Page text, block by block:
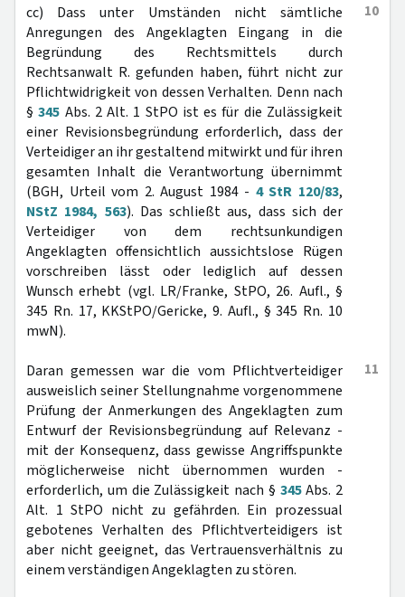
10
cc) Dass unter Umständen nicht sämtliche
Anregungen des Angeklagten Eingang in die
Begründung des Rechtsmittels durch
Rechtsanwalt R. gefunden haben, führt nicht zur
Pflichtwidrigkeit von dessen Verhalten. Denn nach
§345 Abs. 2 Alt. 1 StPO ist es für die Zulässigkeit
einer Revisionsbegründung erforderlich, dass der
Verteidiger an ihr gestaltend mitwirkt und für ihren
gesamten Inhalt die Verantwortung übernimmt
(BGH, Urteil vom 2. August 1984 - 4 StR 120/83,
NStZ 1984, 563). Das schließt aus, dass sich der
Verteidiger von dem rechtsunkundigen
Angeklagten offensichtlich aussichtslose Rügen
vorschreiben lässt oder lediglich auf dessen
Wunsch erhebt (vgl. LR/Franke, StPO, 26. Aufl., §
345 Rn. 17, KKStPO/Gericke, 9. Aufl., § 345 Rn. 10
mwN).
11
Daran gemessen war die vom Pflichtverteidiger
ausweislich seiner Stellungnahme vorgenommene
Prüfung der Anmerkungen des Angeklagten zum
Entwurf der Revisionsbegründung auf Relevanz -
mit der Konsequenz, dass gewisse Angriffspunkte
möglicherweise nicht übernommen wurden -
erforderlich, um die Zulässigkeit nach § 345Abs. 2
Alt. 1 StPO nicht zu gefährden. Ein prozessual
gebotenes Verhalten des Pflichtverteidigers ist
aber nicht geeignet, das Vertrauensverhältnis zu
einem verständigen Angeklagten zu stören.